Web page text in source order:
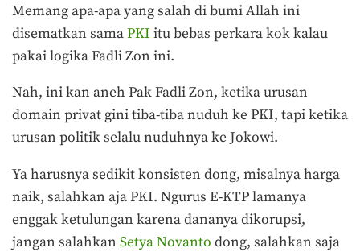
Memang apa-apa yang salah di bumi Allah ini
disematkan samaPKI itu bebas perkara kok kalau
pakai logika Fadli Zon ini.
Nah, ini kan aneh Pak Fadli Zon, ketika urusan
domain privat gini tiba-tiba nuduh ke PKI, tapi ketika
urusan politik selalu nuduhnya ke Jokowi.
Ya harusnya sedikit konsisten dong, misalnya harga
naik, salahkan aja PKI. Ngurus E-KTP lamanya
enggak ketulungan karena dananya dikorupsi,
jangan salahkan Setya Novanto dong, salahkan saja